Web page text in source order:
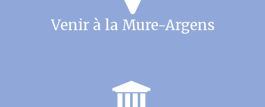
Venir à la Mure-Argens